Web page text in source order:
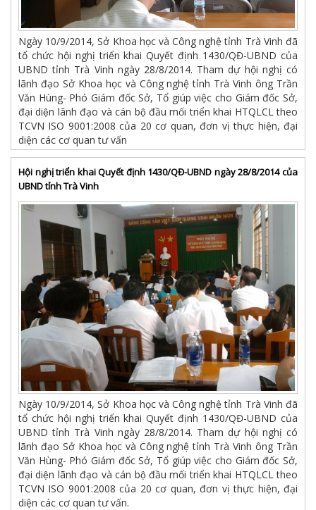
Ngày 10/9/2014, Sở Khoa học và Công nghệ tỉnh Trà Vinh đã
tổ chức hội nghị triển khai Quyết định 1430/QĐ-UBND của
UBND tỉnh Trà Vinh ngày 28/8/2014. Tham dự hội nghị có
lãnh đạo Sở Khoa học và Công nghệ tỉnh Trà Vinh ông Trần
Văn Hùng- Phó Giám đốc Sở, Tổ giúp việc cho Giám đốc Sở,
đại diện lãnh đạo và cán bộ đầu mối triển khai HTQLCL theo
TCVN ISO 9001:2008 của 20 cơ quan, đơn vị thực hiện, đại
diện các cơ quan tư vấn
Hội nghị triển khai Quyết định 1430/QĐ-UBND ngày 28/8/2014 của
UBND tỉnh Trà Vinh
Ngày 10/9/2014, Sở Khoa học và Công nghệ tỉnh Trà Vinh đã
tổ chức hội nghị triển khai Quyết định 1430/QĐ-UBND của
UBND tỉnh Trà Vinh ngày 28/8/2014. Tham dự hội nghị có
lãnh đạo Sở Khoa học và Công nghệ tỉnh Trà Vinh ông Trần
Văn Hùng- Phó Giám đốc Sở, Tổ giúp việc cho Giám đốc Sở,
đại diện lãnh đạo và cán bộ đầu mối triển khai HTQLCL theo
TCVN ISO 9001:2008 của 20 cơ quan, đơn vị thực hiện, đại
diện các cơ quan tư vấn.